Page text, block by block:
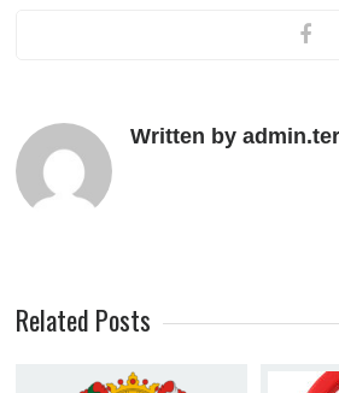
Written by
Related Posts